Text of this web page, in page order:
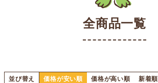
全商品一覧
並び替え 価格が安い順 価格が高い順 新着順